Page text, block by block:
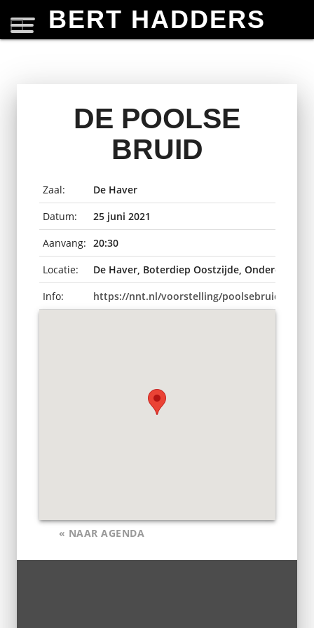
BERT HADDERS
DE POOLSE
BRUID
Zaal:
De Haver
Datum:
25 juni 2021
Aanvang: 20:30
Locatie:
De Haver, Boterdiep Oostzijde,
Info:
https://nnt.nl/voorstelling/poolsebruid/de-
« NAAR AGENDA